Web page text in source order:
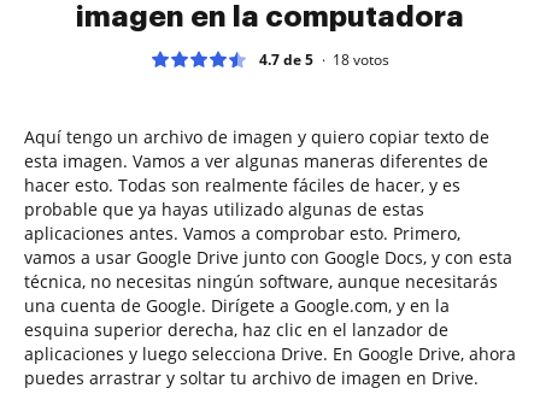
imagen en la computadora
4.7 de 5 18votos
Aquí tengo un archivo de imagen y quiero copiar texto de
esta imagen. Vamos a ver algunas maneras diferentes de
hacer esto. Todas son realmente fáciles de hacer, y es
probable que ya hayas utilizado algunas de estas
aplicaciones antes. Vamos a comprobar esto. Primero,
vamos a usar Google Drive junto con Google Docs, y con esta
técnica, no necesitas ningún software, aunque necesitarás
una cuenta de Google. Dirígete a Google.com, y en la
esquina superior derecha, haz clic en el lanzador de
aplicaciones y luego selecciona Drive. En Google Drive, ahora
puedes arrastrar y soltar tu archivo de imagen en Drive.